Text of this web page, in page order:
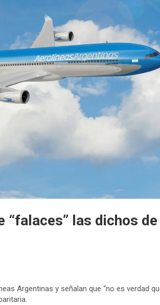
las dichos
Argentinas y señalan que “no es verdad